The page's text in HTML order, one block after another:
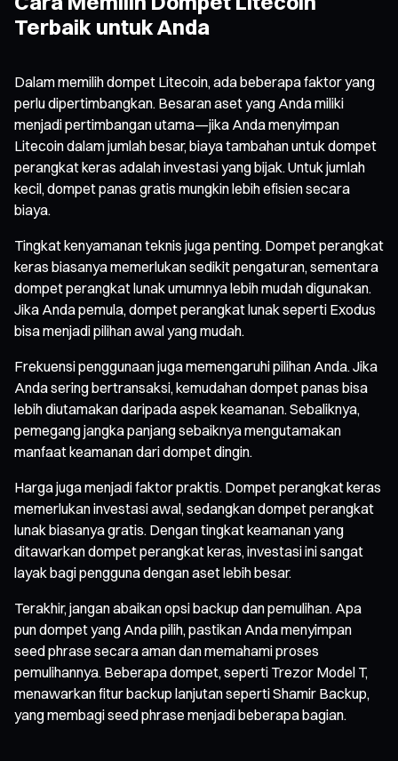
Terbaik untuk Anda
Dalam memilih dompet Litecoin, ada beberapa faktor yang
perlu dipertimbangkan. Besaran aset yang Anda miliki
menjadi pertimbangan utama—jika Anda menyimpan
Litecoin dalam jumlah besar, biaya tambahan untuk dompet
perangkat keras adalah investasi yang bijak. Untuk jumlah
kecil, dompet panas gratis mungkin lebih efisien secara
biaya.
Tingkat kenyamanan teknis juga penting. Dompet perangkat
keras biasanya memerlukan sedikit pengaturan, sementara
dompet perangkat lunak umumnya lebih mudah digunakan.
Jika Anda pemula, dompet perangkat lunak seperti Exodus
bisa menjadi pilihan awal yang mudah.
Frekuensi penggunaan juga memengaruhi pilihan Anda. Jika
Anda sering bertransaksi, kemudahan dompet panas bisa
lebih diutamakan daripada aspek keamanan. Sebaliknya,
pemegang jangka panjang sebaiknya mengutamakan
manfaat keamanan dari dompet dingin.
Harga juga menjadi faktor praktis. Dompet perangkat keras
memerlukan investasi awal, sedangkan dompet perangkat
lunak biasanya gratis. Dengan tingkat keamanan yang
ditawarkan dompet perangkat keras, investasi ini sangat
layak bagi pengguna dengan aset lebih besar.
Terakhir, jangan abaikan opsi backup dan pemulihan. Apa
pun dompet yang Anda pilih, pastikan Anda menyimpan
seed phrase secara aman dan memahami proses
pemulihannya. Beberapa dompet, seperti Trezor Model T,
menawarkan fitur backup lanjutan seperti Shamir Backup,
yang membagi seed phrase menjadi beberapa bagian.